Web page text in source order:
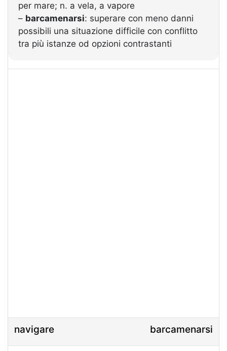
per mare; n. a vela, a vapore
– barcamenarsi: superare con meno danni
possibili una situazione difficile con conflitto
tra più istanze od opzioni contrastanti
navigare barcamenarsi